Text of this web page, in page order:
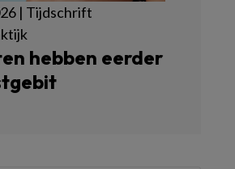
| Tijdschrift
hebben eerder